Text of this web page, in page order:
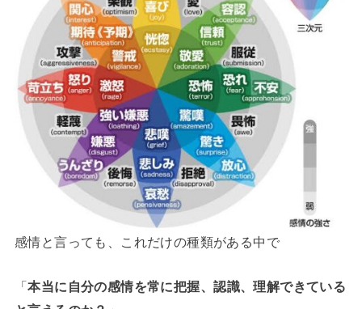
感情と言っても、これだけの種類がある中で
「本当に自分の感情を常に把握、認識、理解できている